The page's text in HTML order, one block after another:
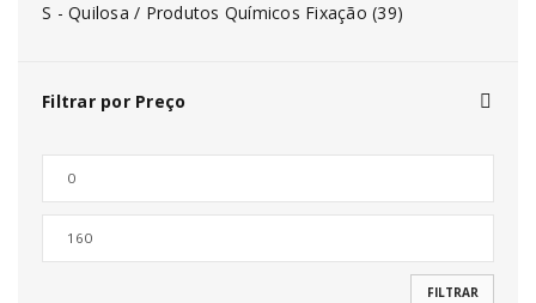
S - Quilosa / Produtos Químicos Fixação (39)
Filtrar por Preço
FILTRAR